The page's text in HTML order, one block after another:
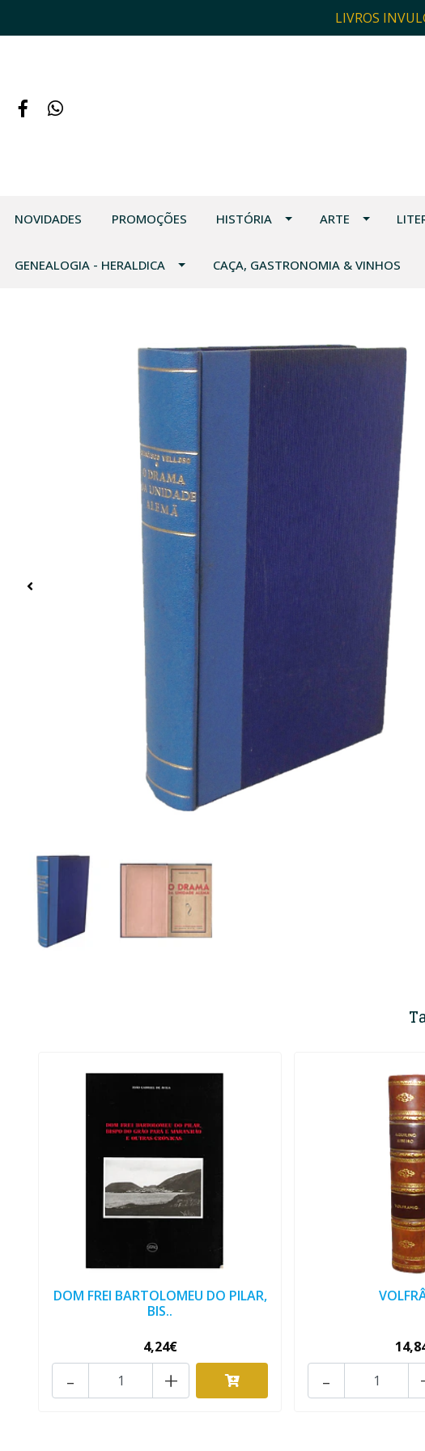
LIVROS
NOVIDADES PROMOÇÕES HISTÓRIA ARTE
GENEALOGIA - HERALDICA CAÇA, GASTRONOMIA & VINHOS
DOM FREI BARTOLOMEU DO PILAR,
BIS..
4,24€
+
- -